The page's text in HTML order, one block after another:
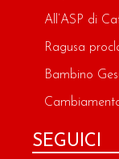
All’ASP di
Ragusa
Bambino
SEGUICI